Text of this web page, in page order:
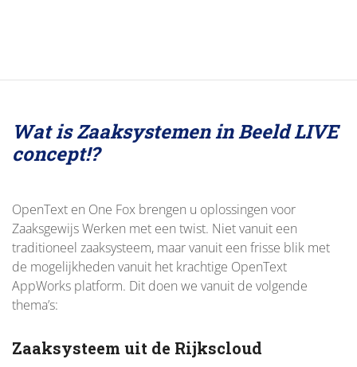
Wat is Zaaksystemen in Beeld LIVE
concept!?
OpenText en One Fox brengen u oplossingen voor
Zaaksgewijs Werken met een twist. Niet vanuit een
traditioneel zaaksysteem, maar vanuit een frisse blik met
de mogelijkheden vanuit het krachtige OpenText
AppWorks platform. Dit doen we vanuit de volgende
thema’s:
Zaaksysteem uit de Rijkscloud